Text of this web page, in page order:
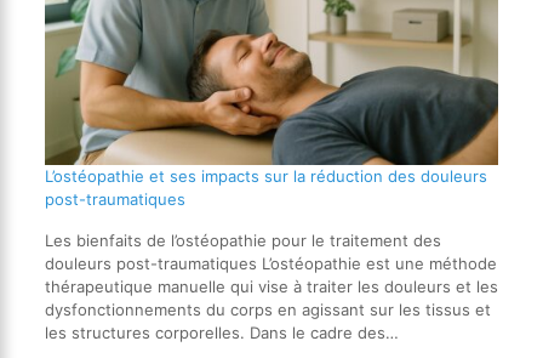
L’ostéopathie et ses impacts sur la réduction des douleurs
post-traumatiques
Les bienfaits de l’ostéopathie pour le traitement des
douleurs post-traumatiques L’ostéopathie est une méthode
thérapeutique manuelle qui vise à traiter les douleurs et les
dysfonctionnements du corps en agissant sur les tissus et
les structures corporelles. Dans le cadre des…